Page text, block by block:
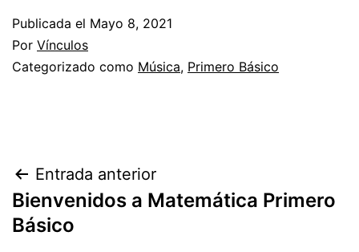
Publicada el Mayo 8, 2021
Por Vínculos
Categorizado como Música, Primero Básico
Navegación
de
Entrada anterior
Bienvenidos a Matemática Primero
Básico